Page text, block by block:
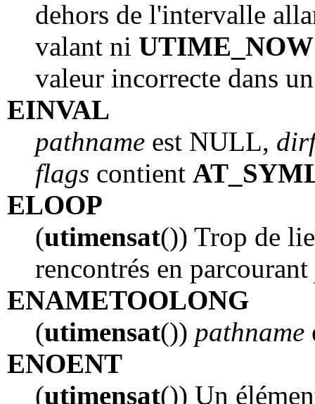
dehors de l'intervalle
valant ni UTIME_NOW
valeur incorrecte dans
EINVAL
pathname est NULL,
flags contient
ELOOP
(utimensat()) Trop de
rencontrés en parcourant
ENAMETOOLONG
(utimensat()) pathname
ENOENT
(utimensat()) Un